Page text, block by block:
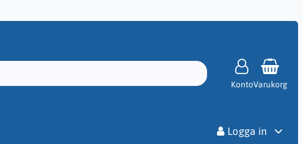
KontoVarukorg
Logga in